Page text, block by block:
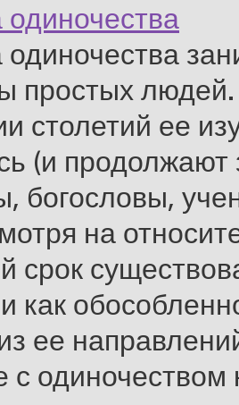
простых
столетий ее
(и продолжают
богословы,
на
срок
как
ее
с одиночеством